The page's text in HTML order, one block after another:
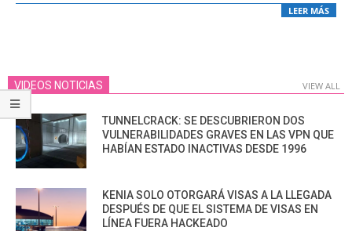
LEER MÁS
VIDEOS NOTICIAS VIEW ALL
TUNNELCRACK: SE DESCUBRIERON DOS
VULNERABILIDADES GRAVES EN LAS VPN QUE
HABÍAN ESTADO INACTIVAS DESDE 1996
KENIA SOLO OTORGARÁ VISAS A LA LLEGADA
DESPUÉS DE QUE EL SISTEMA DE VISAS EN
LÍNEA FUERA HACKEADO